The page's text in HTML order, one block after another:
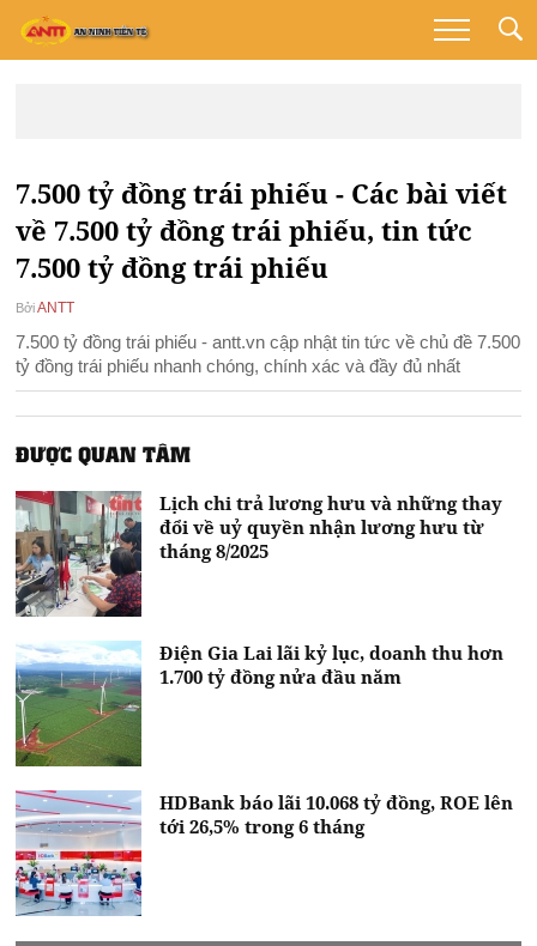
7.500 tỷ đồng trái phiếu - Các bài viết
về 7.500 tỷ đồng trái phiếu, tin tức
7.500 tỷ đồng trái phiếu
Bởi ANTT
7.500 tỷ đồng trái phiếu - antt.vn cập nhật tin tức về chủ đề 7.500
tỷ đồng trái phiếu nhanh chóng, chính xác và đầy đủ nhất
ĐƯỢC QUAN TÂM
Lịch chi trả lương hưu và những thay
đổi về uỷ quyền nhận lương hưu từ
tháng 8/2025
Điện Gia Lai lãi kỷ lục, doanh thu hơn
1.700 tỷ đồng nửa đầu năm
HDBank báo lãi 10.068 tỷ đồng, ROE lên
tới 26,5% trong 6 tháng